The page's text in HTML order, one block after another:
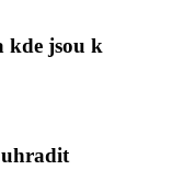
kde jsou k
uhradit